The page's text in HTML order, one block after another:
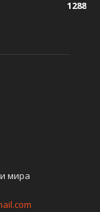
1288
мира